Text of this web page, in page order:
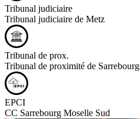
Tribunal judiciaire
Tribunal judiciaire de Metz
Tribunal de prox.
Tribunal de proximité de Sarrebourg
EPCI
CC Sarrebourg Moselle Sud